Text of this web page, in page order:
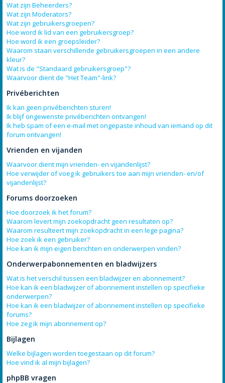
Wat zijn Beheerders?
Wat zijn Moderators?
Wat zijn gebruikersgroepen?
Hoe word ik lid van een gebruikersgroep?
Hoe word ik een groepsleider?
Waarom staan verschillende gebruikersgroepen in een andere
kleur?
Wat is de "Standaard gebruikersgroep"?
Waarvoor dient de "Het Team"-link?
Privéberichten
Ik kan geen privéberichten sturen!
Ik blijf ongewenste privéberichten ontvangen!
Ik heb spam of een e-mail met ongepaste inhoud van iemand op dit
forum ontvangen!
Vrienden en vijanden
Waarvoor dient mijn vrienden- en vijandenlijst?
Hoe verwijder of voeg ik gebruikers toe aan mijn vrienden- en/of
vijandenlijst?
Forums doorzoeken
Hoe doorzoek ik het forum?
Waarom levert mijn zoekopdracht geen resultaten op?
Waarom resulteert mijn zoekopdracht in een lege pagina?
Hoe zoek ik een gebruiker?
Hoe kan ik mijn eigen berichten en onderwerpen vinden?
Onderwerpabonnementen en bladwijzers
Wat is het verschil tussen een bladwijzer en abonnement?
Hoe kan ik een bladwijzer of abonnement instellen op specifieke
onderwerpen?
Hoe kan ik een bladwijzer of abonnement instellen op specifieke
forums?
Hoe zeg ik mijn abonnement op?
Bijlagen
Welke bijlagen worden toegestaan op dit forum?
Hoe vind ik al mijn bijlagen?
phpBB vragen